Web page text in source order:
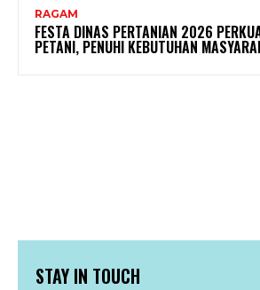
RAGAM
FESTA DINAS PERTANIAN 2026
PETANI, PENUHI KEBUTUHAN
STAY IN TOUCH